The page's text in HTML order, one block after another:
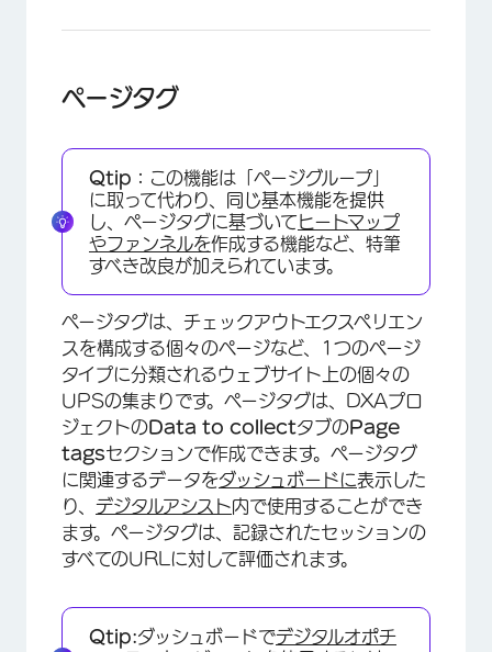
ページタグ
Qtip： この機能は「ページグループ」
に取って代わり、同じ基本機能を提供
し、ページタグに基づいてヒートマップ
やファンネルを作成する機能など、特筆
すべき改良が加えられています。
ページタグは、チェックアウトエクスペリエン
スを構成する個々のページなど、1つのページ
タイプに分類されるウェブサイト上の個々の
UPSの集まりです。ページタグは、DXAプロ
ジェクトのData to collectタブのPage
tagsセクションで作成できます。ページタグ
に関連するデータをダッシュボードに表示した
り、 デジタルアシスト内で使用することができ
ます。ページタグは、記録されたセッションの
すべてのURLに対して評価されます。
Qtip:ダッシュボードでデジタルオポチ